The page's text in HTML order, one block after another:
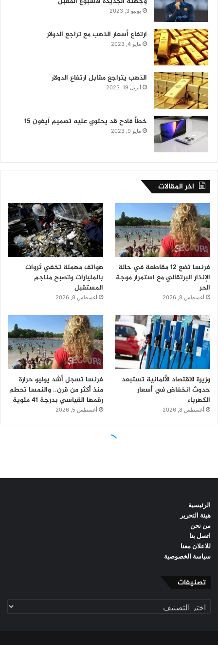
الرئيسية
هيئة التحرير
من نحن
اتصل بنا
للاعلان معنا
سياسة الخصوصية
تصنيفات
تصنيفات